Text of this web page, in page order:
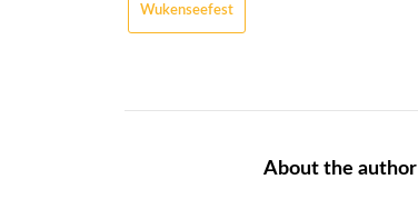
Wukenseefest
About the author